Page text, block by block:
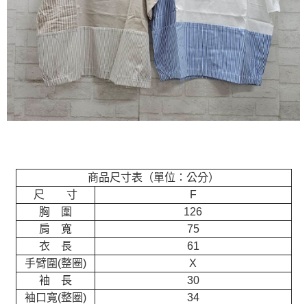
商品尺寸表（單位：公分）
尺 寸
F
胸 圍
126
肩 寬
75
衣 長
61
手臂圍(整圈)
X
袖 長
30
袖口寬(整圈)
34